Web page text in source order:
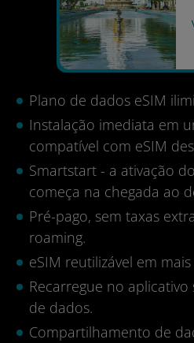
Plano de dados eSIM
Instalação imediata em
compatível com eSIM
Smartstart - a ativação
começa na chegada ao
Pré-pago, sem taxas
roaming.
eSIM reutilizável em
Recarregue no
de dados.
Compartilhamento de